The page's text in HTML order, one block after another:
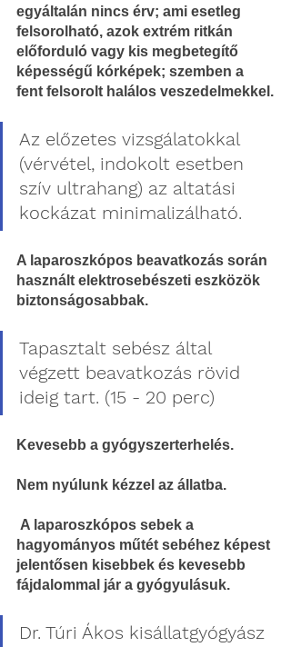
egyáltalán nincs érv; ami esetleg
felsorolható, azok extrém ritkán
előforduló vagy kis megbetegítő
képességű kórképek; szemben a
fent felsorolt halálos veszedelmekkel.
Az előzetes vizsgálatokkal
(vérvétel, indokolt esetben
szív ultrahang) az altatási
kockázat minimalizálható.
A laparoszkópos beavatkozás során
használt elektrosebészeti eszközök
biztonságosabbak.
Tapasztalt sebész által
végzett beavatkozás rövid
ideig tart. (15 - 20 perc)
Kevesebb a gyógyszerterhelés.
Nem nyúlunk kézzel az állatba.
hagyományos műtét sebéhez képest
jelentősen kisebbek és kevesebb
fájdalommal jár a gyógyulásuk.
Dr. Túri Ákos kisállatgyógyász